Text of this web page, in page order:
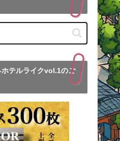
テルライクvol.1のご